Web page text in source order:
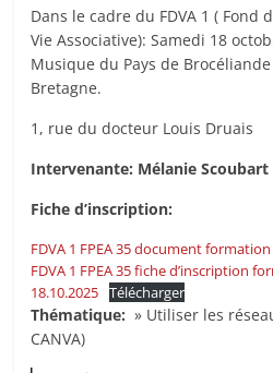
Dans le cadre du FDVA 1 ( Fond
Vie Associative): Samedi 18
Musique du Pays de
Bretagne.
1, rue du docteur Louis Druais
Intervenante: Mélanie Scoubart
Fiche d’inscription:
FDVA 1 FPEA 35 document
FDVA 1 FPEA 35 fiche d’inscription
18.10.2025 Télécharger
Thématique: » Utiliser les
CANVA)